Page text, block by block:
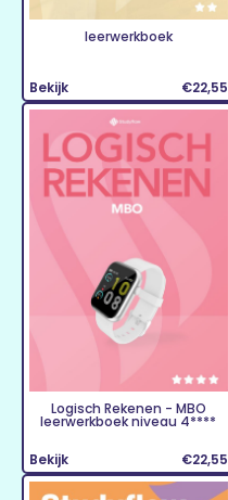
leerwerkboek
Bekijk €22,55
Logisch Rekenen - MBO
leerwerkboek niveau 4****
Bekijk €22,55